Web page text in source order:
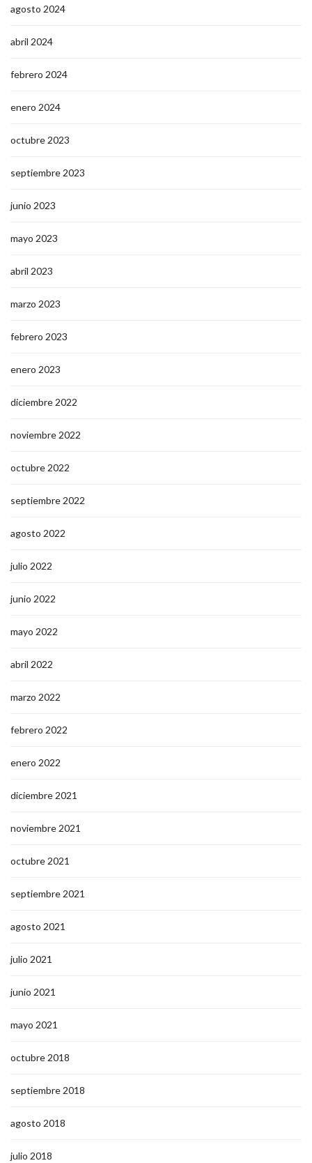
agosto 2024
abril 2024
febrero 2024
enero 2024
octubre 2023
septiembre 2023
junio 2023
mayo 2023
abril 2023
marzo 2023
febrero 2023
enero 2023
diciembre 2022
noviembre 2022
octubre 2022
septiembre 2022
agosto 2022
julio 2022
junio 2022
mayo 2022
abril 2022
marzo 2022
febrero 2022
enero 2022
diciembre 2021
noviembre 2021
octubre 2021
septiembre 2021
agosto 2021
julio 2021
junio 2021
mayo 2021
octubre 2018
septiembre 2018
agosto 2018
julio 2018